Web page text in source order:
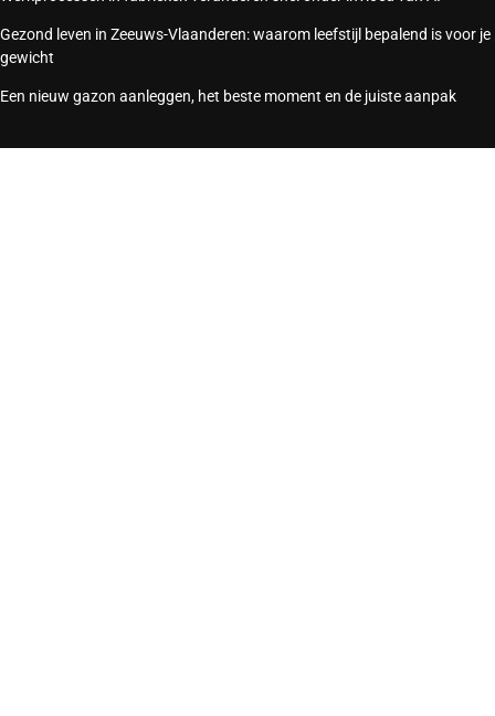
Gezond leven in Zeeuws-Vlaanderen: waarom leefstijl bepalend is voor je
gewicht
Een nieuw gazon aanleggen, het beste moment en de juiste aanpak